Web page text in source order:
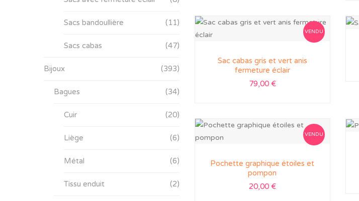
Sacs bandoullière (11)
Sacs cabas (47)
Bijoux (393)
Bagues (34)
Cuir (20)
Liège (6)
Métal (6)
Tissu enduit (2)
VENDU
Sac cabas gris et vert anis
fermeture éclair
79,00 €
VENDU
Pochette graphique étoiles et
pompon
20,00 €